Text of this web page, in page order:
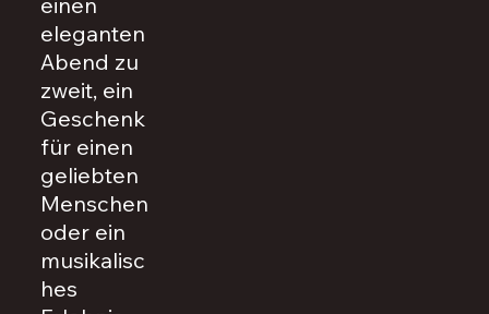
eleganten
Abend zu
zweit, ein
Geschenk
für einen
geliebten
Menschen
oder ein
musikalisc
hes